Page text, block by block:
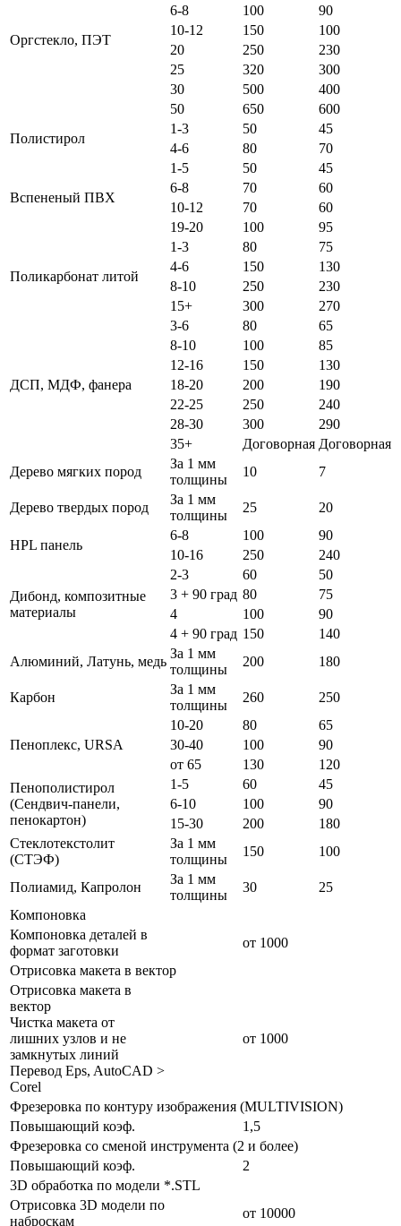
Оргстекло, ПЭТ
6-8
100
90
10-12
150
100
20
250
230
25
320
300
30
500
400
50
650
600
Полистирол
1-3 50
45
4-6
80 70
Вспененый ПВХ
1-5 50
45
6-8
70
60
10-12
70
60
19-20
100 95
Поликарбонат литой
1-3 80
75
4-6
150
130
8-10
250
230
15+
300 270
ДСП, МДФ, фанера
3-6 80
65
8-10
100
85
12-16
150
130
18-20
200
190
22-25
250
240
28-30
300
290
35+
Договорная Договорная
Дерево мягких пород
За 1 мм
толщины
10 7
Дерево твердых пород
За 1 мм
толщины
25 20
HPL панель
6-8 100
90
10-16
250 240
Дибонд, композитные
материалы
2-3 60
50
3 + 90 град 80
75
4
100
90
4 + 90 град 150
140
Алюминий, Латунь, медь
За 1 мм
толщины
200 180
Карбон
За 1 мм
толщины
260 250
Пеноплекс, URSA
10-20 80
65
30-40
100
90
от 65
130
120
Пенополистирол
(Сендвич-панели,
пенокартон)
1-5 60
45
6-10
100
90
15-30
200
180
Стеклотекстолит
(СТЭФ)
За 1 мм
толщины
150 100
Полиамид, Капролон
За 1 мм
толщины
30
25
Компоновка
Компоновка деталей в
формат заготовки
от 1000
Отрисовка макета в вектор
Отрисовка макета в
вектор
Чистка макета от
лишних узлов и не
замкнутых линий
Перевод Eps, AutoCAD >
Corel
от 1000
Фрезеровка по контуру изображения (MULTIVISION)
Повышающий коэф.
1,5
Фрезеровка со сменой инструмента (2 и более)
Повышающий коэф.
2
3D обработка по модели *.STL
Отрисовка 3D модели по
наброскам
от 10000